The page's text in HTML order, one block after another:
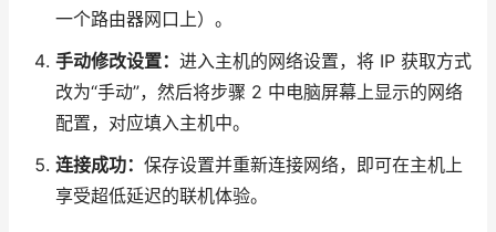
一个路由器网口上）。
手动修改设置： 进入主机的网络设置，将 IP 获取方式
改为“手动”，然后将步骤 2 中电脑屏幕上显示的网络
配置，对应填入主机中。
连接成功： 保存设置并重新连接网络，即可在主机上
享受超低延迟的联机体验。